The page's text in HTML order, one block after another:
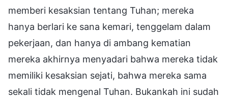
memberi kesaksian tentang Tuhan; mereka
hanya berlari ke sana kemari, tenggelam dalam
pekerjaan, dan hanya di ambang kematian
mereka akhirnya menyadari bahwa mereka tidak
memiliki kesaksian sejati, bahwa mereka sama
sekali tidak mengenal Tuhan. Bukankah ini sudah